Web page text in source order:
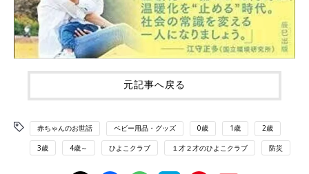
元記事へ戻る
赤ちゃんのお世話 ベビー用品・グッズ 0歳 1歳 2歳
3歳 4歳～ ひよこクラブ １才２才のひよこクラブ 防災